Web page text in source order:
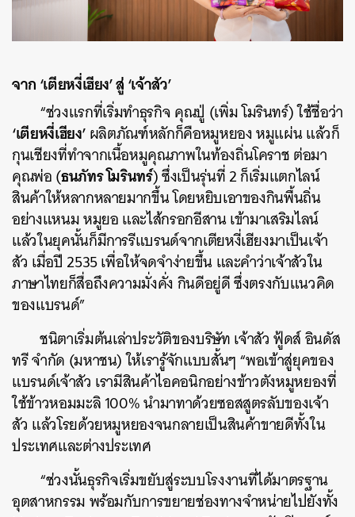
จาก ‘เตียหงี่เฮียง’ สู่ ‘เจ้าสัว’
“ช่วงแรกที่เริ่มทำธุรกิจ คุณปู่ (เพิ่ม โมรินทร์) ใช้ชื่อว่า
‘เตียหงี่เฮียง’ผลิตภัณฑ์หลักก็คือหมูหยอง หมูแผ่น แล้วก็
กุนเชียงที่ทำจากเนื้อหมูคุณภาพในท้องถิ่นโคราช ต่อมา
คุณพ่อ (ธนภัทร โมรินทร์) ซึ่งเป็นรุ่นที่ 2 ก็เริ่มแตกไลน์
สินค้าให้หลากหลายมากขึ้น โดยหยิบเอาของกินพื้นถิ่น
อย่างแหนม หมูยอ และไส้กรอกอีสาน เข้ามาเสริมไลน์
แล้วในยุคนั้นก็มีการรีแบรนด์จากเตียหงี่เฮียงมาเป็นเจ้า
สัว เมื่อปี 2535 เพื่อให้จดจำง่ายขึ้น และคำว่าเจ้าสัวใน
ภาษาไทยก็สื่อถึงความมั่งคั่ง กินดีอยู่ดี ซึ่งตรงกับแนวคิด
ของแบรนด์”
ชนิตาเริ่มต้นเล่าประวัติของบริษัท เจ้าสัว ฟู้ดส์ อินดัส
ทรี จำกัด (มหาชน) ให้เรารู้จักแบบสั้นๆ “พอเข้าสู่ยุคของ
แบรนด์เจ้าสัว เรามีสินค้าไอคอนิกอย่างข้าวตังหมูหยองที่
ใช้ข้าวหอมมะลิ 100% นำมาทาด้วยซอสสูตรลับของเจ้า
สัว แล้วโรยด้วยหมูหยองจนกลายเป็นสินค้าขายดีทั้งใน
ประเทศและต่างประเทศ
“ช่วงนั้นธุรกิจเริ่มขยับสู่ระบบโรงงานที่ได้มาตรฐาน
อุตสาหกรรม พร้อมกับการขยายช่องทางจำหน่ายไปยังทั้ง